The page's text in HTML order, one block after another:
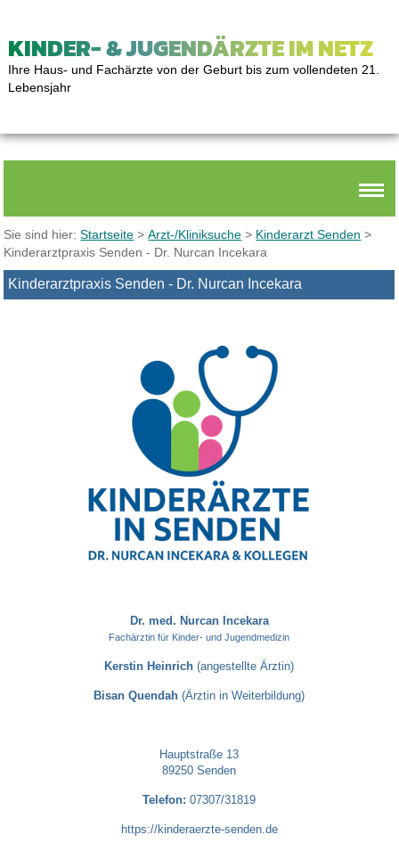
KINDER- & JUGENDÄRZTE IM NETZ
Ihre Haus- und Fachärzte von der Geburt bis zum vollendeten 21.
Lebensjahr
Sie sind hier:Startseite >Arzt-/Kliniksuche > Kinderarzt Senden >
Kinderarztpraxis Senden - Dr. Nurcan Incekara
Kinderarztpraxis Senden - Dr. Nurcan Incekara
Dr. med. Nurcan Incekara
Fachärztin für Kinder- und Jugendmedizin
Kerstin Heinrich (angestellte Ärztin)
Bisan Quendah (Ärztin in Weiterbildung)
Hauptstraße 13
89250 Senden
Telefon: 07307/31819
https://kinderaerzte-senden.de